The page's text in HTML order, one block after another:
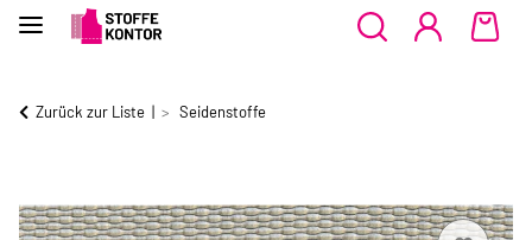
Zurück zur Liste Seidenstoffe